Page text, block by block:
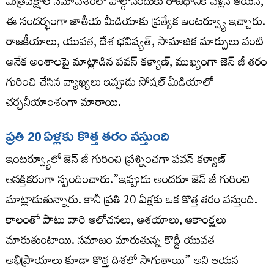
ఈ సందర్భంగా జాతీయ మీడియాకు ప్రత్యేక ఇంటర్వ్యూ ఇచ్చారు.
రాజకీయాలు, యువత, దేశ భవిష్యత్, సామాజిక మార్పులు వంటి
అనేక అంశాలపై మాట్లాడిన పవన్ కళ్యాణ్, ముఖ్యంగా జెన్ జీ తరం
గురించి చేసిన వ్యాఖ్యలు ఇప్పుడు సోషల్ మీడియాలో
చర్చనీయాంశంగా మారాయి.
ప్రతి 20 ఏళ్లకు కొత్త తరం వస్తుంది
ఇంటర్వ్యూలో జెన్ జీ గురించి ప్రశ్నించగా పవన్ కళ్యాణ్
ఆసక్తికరంగా స్పందించారు.”ఇప్పుడు అందరూ జెన్ జీ గురించి
మాట్లాడుతున్నారు. కానీ ప్రతి 20 ఏళ్లకు ఒక కొత్త తరం వస్తుంది.
కాలంతో పాటు వారి ఆలోచనలు, ఆశయాలు, ఆకాంక్షలు
మారుతుంటాయి. సమాజం మారుతున్న కొద్దీ యువత
అభిప్రాయాలు కూడా కొత్త దిశలో సాగుతాయి” అని ఆయన